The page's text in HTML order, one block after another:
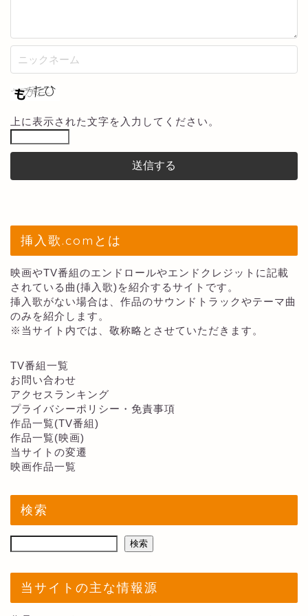
上に表示された文字を入力してください。
挿入歌.comとは
映画やTV番組のエンドロールやエンドクレジットに記載
されている曲(挿入歌)を紹介するサイトです。
挿入歌がない場合は、作品のサウンドトラックやテーマ曲
のみを紹介します。
※当サイト内では、敬称略とさせていただきます。
TV番組一覧
お問い合わせ
アクセスランキング
プライバシーポリシー・免責事項
作品一覧(TV番組)
作品一覧(映画)
当サイトの変遷
映画作品一覧
検索
検索
当サイトの主な情報源